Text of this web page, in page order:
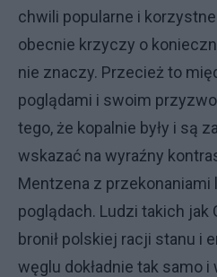
chwili popularne i
obecnie krzyczy o
nie znaczy. Przecież to
poglądami i swoim
tego, że kopalnie były i są
wskazać na wyraźny
Mentzena z przekonaniami
poglądach. Ludzi takich jak
bronił polskiej racji stanu i
węglu dokładnie tak samo i